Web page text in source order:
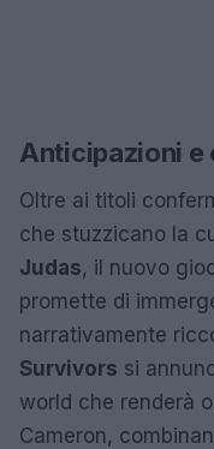
Anticipazioni e
Oltre ai titoli
che stuzzicano la
Judas, il nuovo
promette di
narrativamente
Survivors si
world che renderà
Cameron,